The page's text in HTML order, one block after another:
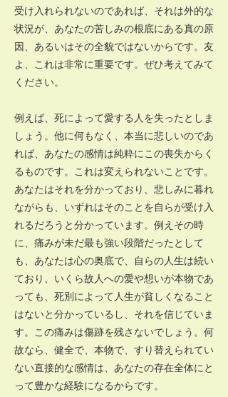
受け入れられないのであれば、それは外的な
状況が、あなたの苦しみの根底にある真の原
因、あるいはその全貌ではないからです。友
よ、これは非常に重要です。ぜひ考えてみて
ください。
例えば、死によって愛する人を失ったとしま
しょう。他に何もなく、本当に悲しいのであ
れば、あなたの感情は純粋にこの喪失からく
るものです。これは変えられないことです。
あなたはそれを分かっており、悲しみに暮れ
ながらも、いずれはそのことを自らが受け入
れるだろうと分かっています。例えその時
に、痛みが未だ最も強い段階だったとして
も、あなたは心の奥底で、自らの人生は続い
ており、いくら故人への愛や想いが本物であ
っても、死別によって人生が貧しくなること
はないと分かっているし、それを信じていま
す。この痛みは傷跡を残さないでしょう。何
故なら、健全で、本物で、すり替えられてい
ない直接的な感情は、あなたの存在全体にと
って豊かな経験になるからです。